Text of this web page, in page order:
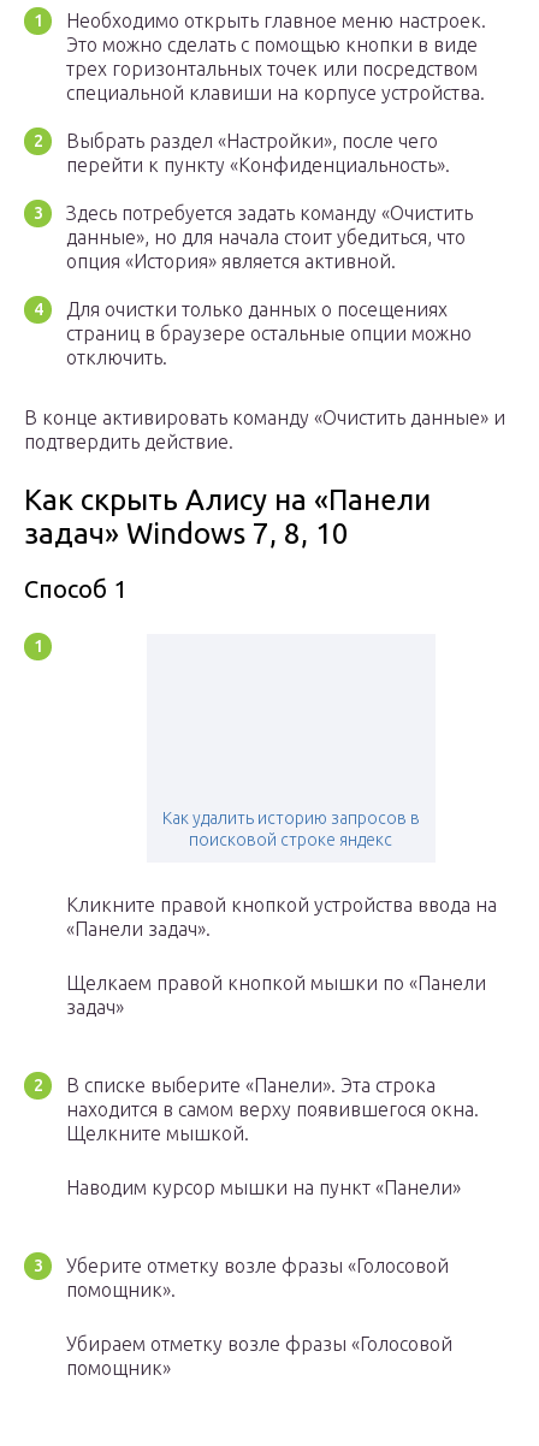
Необходимо открыть главное меню настроек.
Это можно сделать с помощью кнопки в виде
трех горизонтальных точек или посредством
специальной клавиши на корпусе устройства.
Выбрать раздел «Настройки», после чего
перейти к пункту «Конфиденциальность».
Здесь потребуется задать команду «Очистить
данные», но для начала стоит убедиться, что
опция «История» является активной.
Для очистки только данных о посещениях
страниц в браузере остальные опции можно
отключить.
В конце активировать команду «Очистить данные» и
подтвердить действие.
Как скрыть Алису на «Панели
задач» Windows 7, 8, 10
Способ 1
Как удалить историю запросов в
поисковой строке яндекс
Кликните правой кнопкой устройства ввода на
«Панели задач».
Щелкаем правой кнопкой мышки по «Панели
задач»
В списке выберите «Панели». Эта строка
находится в самом верху появившегося окна.
Щелкните мышкой.
Наводим курсор мышки на пункт «Панели»
Уберите отметку возле фразы «Голосовой
помощник».
Убираем отметку возле фразы «Голосовой
помощник»